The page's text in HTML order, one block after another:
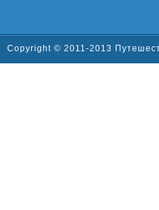
Copyright © 2011-2013